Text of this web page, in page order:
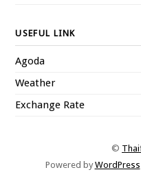
USEFUL LINK
Agoda
Weather
Exchange Rate
©
Powered byWordPress